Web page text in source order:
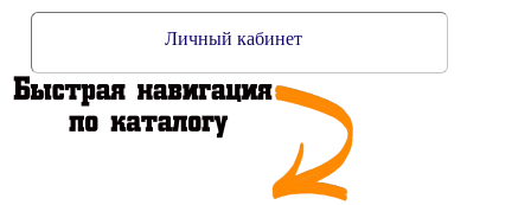
Личный кабинет